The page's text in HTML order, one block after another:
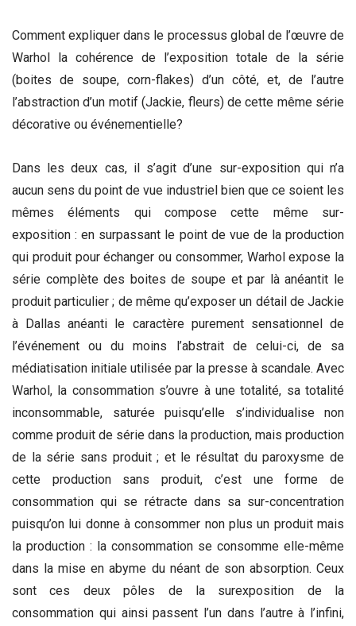
Comment expliquer dans le processus global de l’œuvre de
Warhol la cohérence de l’exposition totale de la série
(boites de soupe, corn-flakes) d’un côté, et, de l’autre
l’abstraction d’un motif (Jackie, fleurs) de cette même série
décorative ou événementielle?
Dans les deux cas, il s’agit d’une sur-exposition qui n’a
aucun sens du point de vue industriel bien que ce soient les
mêmes éléments qui compose cette même sur-
exposition : en surpassant le point de vue de la production
qui produit pour échanger ou consommer, Warhol expose la
série complète des boites de soupe et par là anéantit le
produit particulier ; de même qu’exposer un détail de Jackie
à Dallas anéanti le caractère purement sensationnel de
l’événement ou du moins l’abstrait de celui-ci, de sa
médiatisation initiale utilisée par la presse à scandale. Avec
Warhol, la consommation s’ouvre à une totalité, sa totalité
inconsommable, saturée puisqu’elle s’individualise non
comme produit de série dans la production, mais production
de la série sans produit ; et le résultat du paroxysme de
cette production sans produit, c’est une forme de
consommation qui se rétracte dans sa sur-concentration
puisqu’on lui donne à consommer non plus un produit mais
la production : la consommation se consomme elle-même
dans la mise en abyme du néant de son absorption. Ceux
sont ces deux pôles de la surexposition de la
consommation qui ainsi passent l’un dans l’autre à l’infini,